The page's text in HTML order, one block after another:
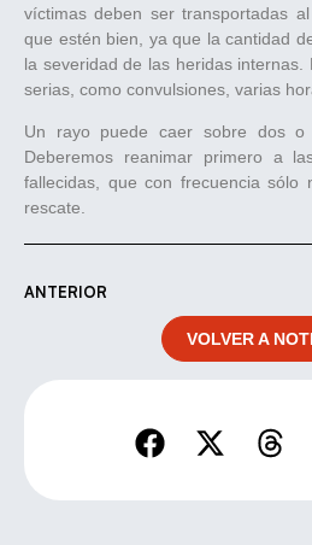
víctimas deben ser transportadas
que estén bien, ya que la cantidad
la severidad de las heridas internas.
serias, como convulsiones, varias
Un rayo puede caer sobre dos o
Deberemos reanimar primero a
fallecidas, que con frecuencia sólo
rescate.
ANTERIOR
VOLVER A